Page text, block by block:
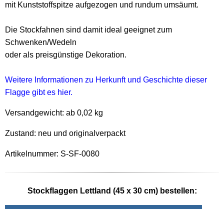
mit Kunststoffspitze aufgezogen und rundum umsäumt.
Die Stockfahnen sind damit ideal geeignet zum
Schwenken/Wedeln
oder als preisgünstige Dekoration.
Weitere Informationen zu Herkunft und Geschichte dieser
Flagge gibt es hier.
Versandgewicht: ab 0,02 kg
Zustand: neu und originalverpackt
Artikelnummer: S-SF-0080
Stockflaggen Lettland (45 x 30 cm) bestellen: